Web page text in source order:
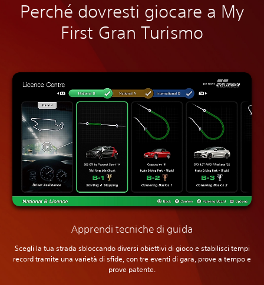
Perché dovresti giocare a My
First Gran Turismo
Apprendi tecniche di guida
Scegli la tua strada sbloccando diversi obiettivi di gioco e stabilisci tempi
record tramite una varietà di sfide, con tre eventi di gara, prove a tempo e
prove patente.